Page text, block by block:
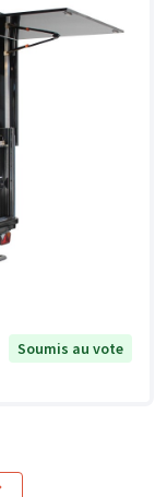
Soumis au vote